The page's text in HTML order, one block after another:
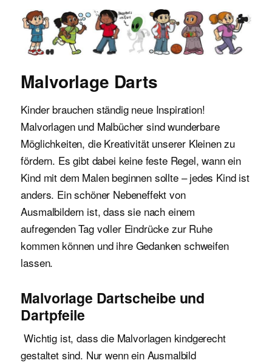
Malvorlagen für Kinder
Malvorlage Darts
Kinder brauchen ständig neue Inspiration!
Malvorlagen und Malbücher sind wunderbare
Möglichkeiten, die Kreativität unserer Kleinen zu
fördern. Es gibt dabei keine feste Regel, wann ein
Kind mit dem Malen beginnen sollte – jedes Kind ist
anders. Ein schöner Nebeneffekt von
Ausmalbildern ist, dass sie nach einem
aufregenden Tag voller Eindrücke zur Ruhe
kommen können und ihre Gedanken schweifen
lassen.
Malvorlage Dartscheibe und
Dartpfeile
Wichtig ist, dass die Malvorlagen kindgerecht
gestaltet sind. Nur wenn ein Ausmalbild